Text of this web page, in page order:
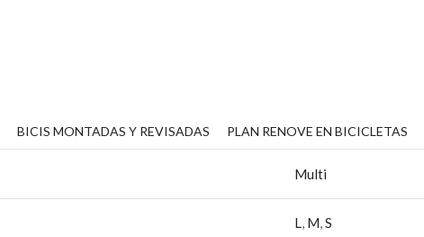
BICIS MONTADAS Y REVISADAS PLAN RENOVE EN BICICLETAS
Multi
L, M,S